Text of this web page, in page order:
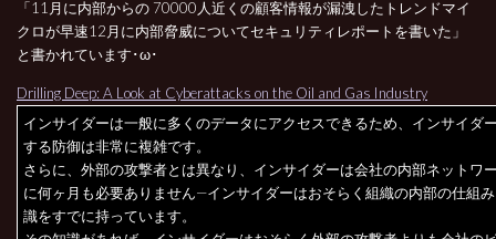
「11月に内部からの 70000人近くの顧客情報が漏洩したトレンドマイ
クロが早速12月に内部脅威についてセキュリティレポートを書いた」
と書かれています･ω･
Drilling Deep: A Look at Cyberattacks on the Oil and Gas Industry
インサイダーは一般に多くのデータにアクセスできるため、インサイダ
する防御は非常に複雑です。
さらに、外部の攻撃者とは異なり、インサイダーは会社の内部ネットワ
に何ヶ月も必要ありません—インサイダーはおそらく組織の内部の仕組
識をすでに持っています。